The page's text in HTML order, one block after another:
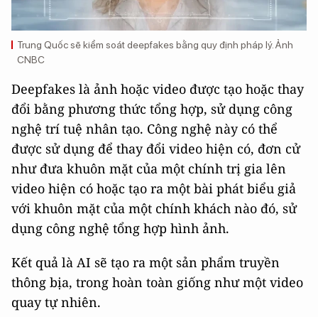
Trung Quốc sẽ kiểm soát deepfakes bằng quy định pháp lý. Ảnh
CNBC
Deepfakes là ảnh hoặc video được tạo hoặc thay
đổi bằng phương thức tổng hợp, sử dụng công
nghệ trí tuệ nhân tạo. Công nghệ này có thể
được sử dụng để thay đổi video hiện có, đơn cử
như đưa khuôn mặt của một chính trị gia lên
video hiện có hoặc tạo ra một bài phát biểu giả
với khuôn mặt của một chính khách nào đó, sử
dụng công nghệ tổng hợp hình ảnh.
Kết quả là AI sẽ tạo ra một sản phẩm truyền
thông bịa, trong hoàn toàn giống như một video
quay tự nhiên.